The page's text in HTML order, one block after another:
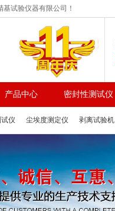
试验仪器有限公司！
产品中心 密封性测试仪
仪 尘埃度测定仪 剥离试验机